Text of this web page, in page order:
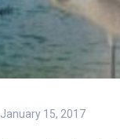
January 15, 2017